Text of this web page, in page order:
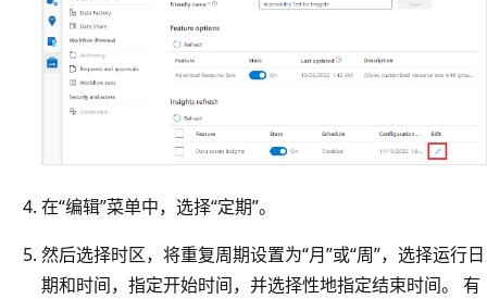
在“编辑”菜单中，选择“定期”。
然后选择时区，将重复周期设置为“月”或“周”，选择运行日
期和时间，指定开始时间，并选择性地指定结束时间。 有